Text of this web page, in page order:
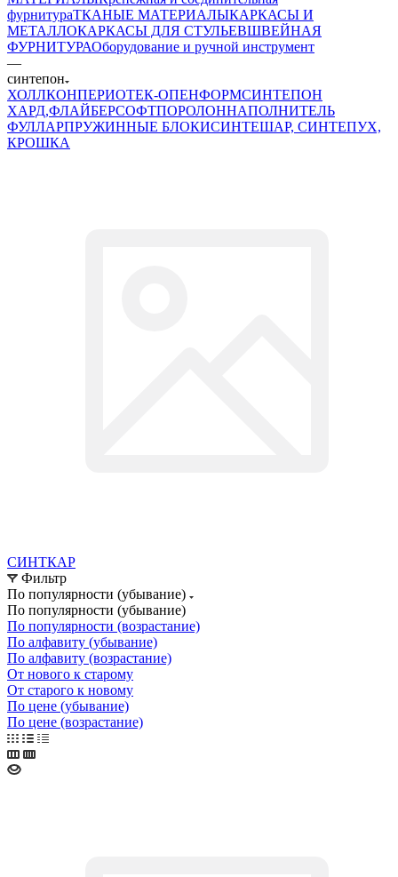
фурнитураТКАНЫЕ МАТЕРИАЛЫКАРКАСЫ И
МЕТАЛЛОКАРКАСЫ ДЛЯ СТУЛЬЕВШВЕЙНАЯ
ФУРНИТУРАОборудование и ручной инструмент
—
синтепон
ХОЛЛКОНПЕРИОТЕК-ОПЕНФОРМСИНТЕПОН
ХАРД,ФЛАЙБЕРСОФТПОРОЛОННАПОЛНИТЕЛЬ
ФУЛЛАРПРУЖИННЫЕ БЛОКИСИНТЕШАР, СИНТЕПУХ,
КРОШКА
СИНТКАР
Фильтр
По популярности (убывание)
По популярности (убывание)
По популярности (возрастание)
По алфавиту (убывание)
По алфавиту (возрастание)
От нового к старому
От старого к новому
По цене (убывание)
По цене (возрастание)